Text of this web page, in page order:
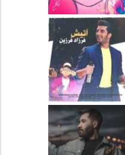
دانلود آهنگ جدید علی
لهراسبی بنام صورت
دانلود آهنگ جدید فرزاد
فرزین بنام آتیش